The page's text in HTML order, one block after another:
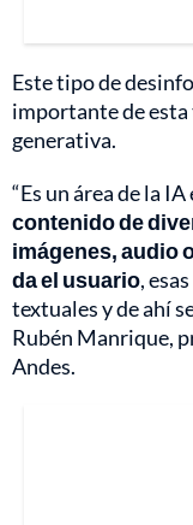
Este tipo de
importante de
generativa.
“Es un área de la
contenido de
imágenes, audio
da el usuario,
textuales y de ahí
Rubén Manrique,
Andes.